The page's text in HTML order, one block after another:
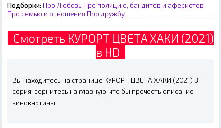
Подборки: Про Любовь Про полицию, бандитов и аферистов
Про семью и отношения Про дружбу
Смотреть КУРОРТ ЦВЕТА ХАКИ (2021)
в HD
Вы находитесь на странице КУРОРТ ЦВЕТА ХАКИ (2021) 3
серия, вернитесь на главную, что бы прочесть описание
кинокартины.